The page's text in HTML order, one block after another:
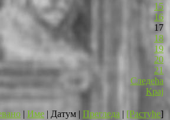
15
16
17
18
19
20
21
Следећа
Крај
| Име | Датум | Прегледа | [Растуће]